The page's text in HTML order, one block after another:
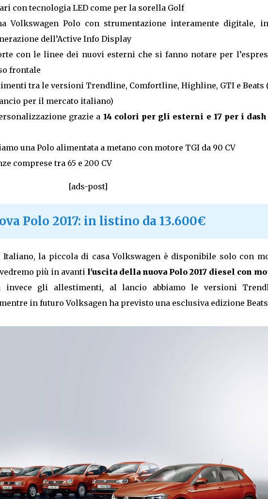
con tecnologia LED come per la sorella Golf
Volkswagen Polo con strumentazione interamente digitale,
dell’Active Info Display
con le linee dei nuovi esterni che si fanno notare per
frontale
tra le versioni Trendline, Comfortline, Highline, GTI e Beats
per il mercato italiano)
grazie a 14 colori per gli esterni e 17 per i dash
una Polo alimentata a metano con motore TGI da 90 CV
comprese tra 65 e 200 CV
[ads-post]
Polo 2017: in listino da 13.600€
Italiano, la piccola di casa Volkswagen è disponibile solo con
più in avanti l'uscita della nuova Polo 2017 diesel con
invece gli allestimenti, al lancio abbiamo le versioni
in futuro Volksagen ha previsto una esclusiva edizione